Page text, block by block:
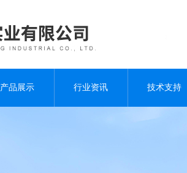
产品展示 行业资讯 技术支持